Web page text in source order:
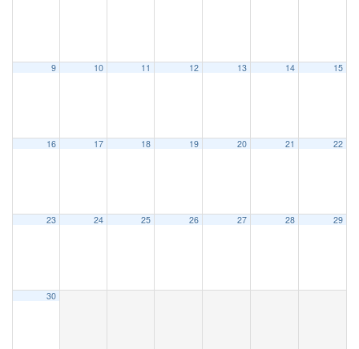
9 10 11 12 13 14 15
16 17 18 19 20 21 22
23 24 25 26 27 28 29
30